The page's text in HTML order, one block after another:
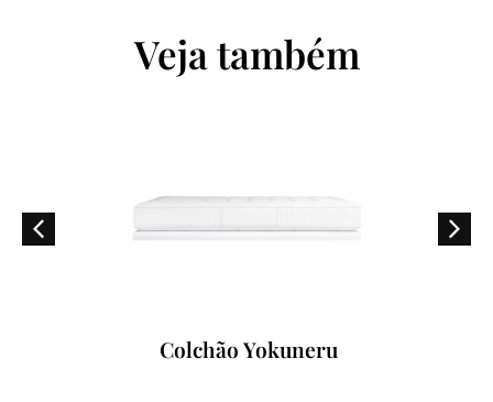
Veja também
Colchão Yokuneru